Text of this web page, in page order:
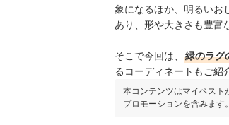
象になるほか、明るいお
あり、形や大きさも豊富
そこで今回は、 緑のラグ
るコーディネートもご紹
本コンテンツはマイベスト
プロモーションを含みます。